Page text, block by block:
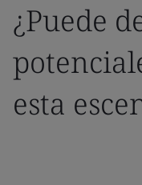
¿Puede
esta